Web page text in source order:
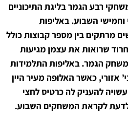
רבע הגמר בליגת התיכוניים
וחמישי השבוע. באליפות
מרתקים בין מספר קבוצות כולל
שרואות את עצמן מגיעות
הגמר. באליפות התלמידות
אזורי, כאשר האלופה מעיר היין
להעניק לה כרטיס לחצי
לקראת המשחקים השבוע.